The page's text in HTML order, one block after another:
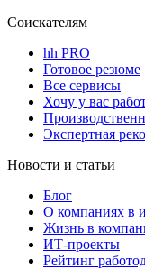
Соискателям
hh PRO
Готовое резюме
Все сервисы
Хочу у вас
Экспертная
Новости и статьи
Блог
О компаниях в
Жизнь в
ИТ-проекты
Рейтинг